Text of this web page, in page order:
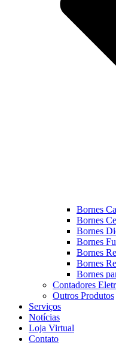
Bornes
Bornes
Bornes
Bornes
Bornes
Bornes
Bornes
Contadores
Outros Produtos
Serviços
Notícias
Loja Virtual
Contato